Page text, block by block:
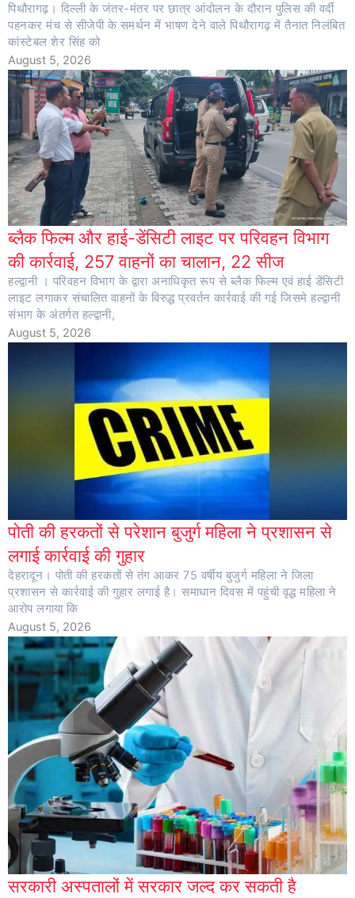
पिथौरागढ़। दिल्ली के जंतर-मंतर पर छात्र आंदोलन के दौरान पुलिस की वर्दी
पहनकर मंच से सीजेपी के समर्थन में भाषण देने वाले पिथौरागढ़ में तैनात निलंबित
कांस्टेबल शेर सिंह को
August 5, 2026
ब्लैक फिल्म और हाई-डेंसिटी लाइट पर परिवहन विभाग
की कार्रवाई, 257 वाहनों का चालान, 22 सीज
हल्द्वानी । परिवहन विभाग के द्वारा अनाधिकृत रूप से ब्लैक फिल्म एवं हाई डेंसिटी
लाइट लगाकर संचालित वाहनों के विरुद्ध प्रवर्तन कार्रवाई की गई जिसमे हल्द्वानी
संभाग के अंतर्गत हल्द्वानी,
August 5, 2026
पोती की हरकतों से परेशान बुजुर्ग महिला ने प्रशासन से
लगाई कार्रवाई की गुहार
देहरादून। पोती की हरकतों से तंग आकर 75 वर्षीय बुजुर्ग महिला ने जिला
प्रशासन से कार्रवाई की गुहार लगाई है। समाधान दिवस में पहुंची वृद्ध महिला ने
आरोप लगाया कि
August 5, 2026
सरकारी अस्पतालों में सरकार जल्द कर सकती है